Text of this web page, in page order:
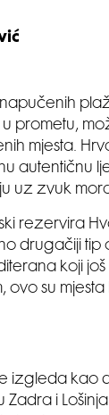
prometu,
mjesta.
autentičnu
uz zvuk
rezervira
drugačiji tip
koji
ovo su
izgleda kao
Zadra i